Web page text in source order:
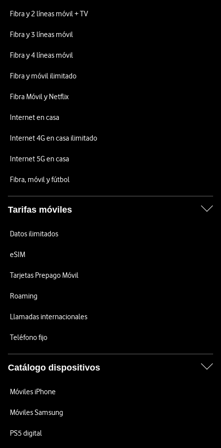
Fibra y 2 líneas móvil + TV
Fibra y 3 líneas móvil
Fibra y 4 líneas móvil
Fibra y móvil ilimitado
Fibra Móvil y Netflix
Internet en casa
Internet 4G en casa ilimitado
Internet 5G en casa
Fibra, móvil y fútbol
Tarifas móviles
Datos ilimitados
eSIM
Tarjetas Prepago Móvil
Roaming
Llamadas internacionales
Teléfono fijo
Catálogo dispositivos
Móviles iPhone
Móviles Samsung
PS5 digital